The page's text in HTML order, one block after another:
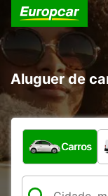
Aluguer de
Que tipo de
Carros